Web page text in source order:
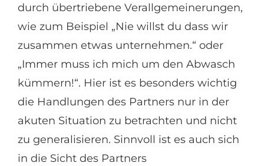
durch übertriebene Verallgemeinerungen,
wie zum Beispiel „Nie willst du dass wir
zusammen etwas unternehmen.“ oder
„Immer muss ich mich um den Abwasch
kümmern!“. Hier ist es besonders wichtig
die Handlungen des Partners nur in der
akuten Situation zu betrachten und nicht
zu generalisieren. Sinnvoll ist es auch sich
in die Sicht des Partners